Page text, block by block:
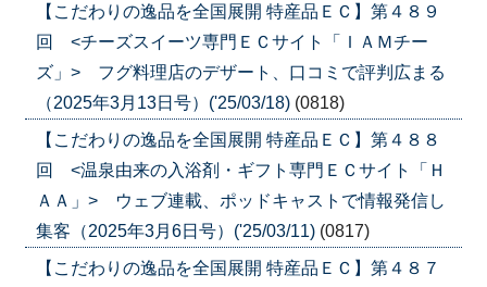
【こだわりの逸品を全国展開 特産品ＥＣ】第４８９
回 <チーズスイーツ専門ＥＣサイト「ＩＡＭチー
ズ」> フグ料理店のデザート、口コミで評判広まる
（2025年3月13日号）('25/03/18) (0818)
【こだわりの逸品を全国展開 特産品ＥＣ】第４８８
回 <温泉由来の入浴剤・ギフト専門ＥＣサイト「Ｈ
ＡＡ」> ウェブ連載、ポッドキャストで情報発信し
集客（2025年3月6日号）('25/03/11) (0817)
【こだわりの逸品を全国展開 特産品ＥＣ】第４８７